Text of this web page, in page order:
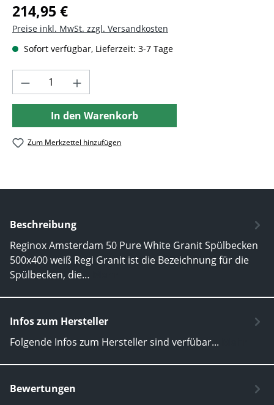
Regulärer Preis:
214,95 €
Preise inkl. MwSt. zzgl. Versandkosten
Sofort verfügbar, Lieferzeit: 3-7 Tage
Produkt Anzahl: Gib den gewünschten
In den Warenkorb
Zum Merkzettel hinzufügen
Beschreibung
Reginox Amsterdam 50 Pure White Granit Spülbecken
500x400 weiß Regi Granit ist die Bezeichnung für die
Spülbecken, die…
Infos zum Hersteller
Folgende Infos zum Hersteller sind verfübar...
Bewertungen